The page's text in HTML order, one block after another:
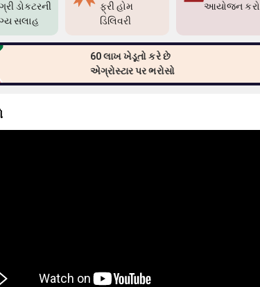
ડોક્ટરની
સલાહ
ફ્રી હોમ
ડિલિવરી
આયોજન કરો
60 લાખ ખેડૂતો કરે છે
એગ્રોસ્ટાર પર ભરોસો